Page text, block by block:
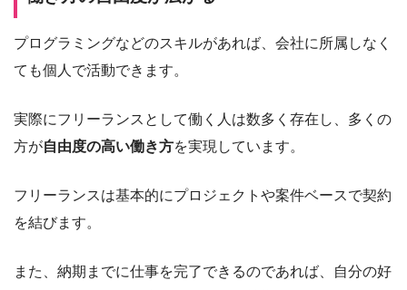
プログラミングなどのスキルがあれば、会社に所属しなく
ても個人で活動できます。
実際にフリーランスとして働く人は数多く存在し、多くの
方が自由度の高い働き方を実現しています。
フリーランスは基本的にプロジェクトや案件ベースで契約
を結びます。
また、納期までに仕事を完了できるのであれば、自分の好